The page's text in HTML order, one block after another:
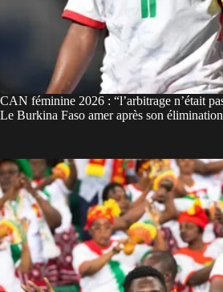
CAN féminine 2026 : “l’arbitrage n’était
Le Burkina Faso amer après son élimination